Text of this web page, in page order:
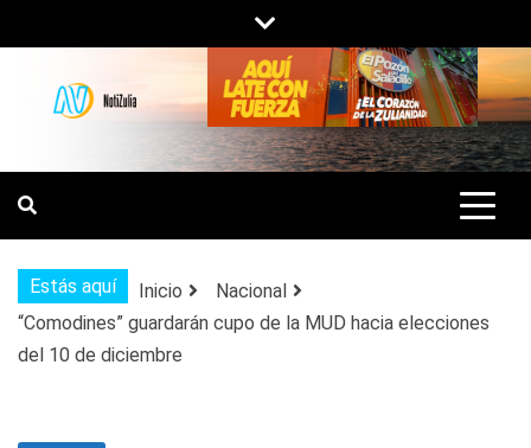
al
contenido
NOTIZULIA
NOTICIAS DEL ZULIA, VENEZUELA Y
DE INTERÉS GENERAL.
Estás aquí Inicio
Nacional
“Comodines” guardarán cupo de la MUD hacia elecciones
del 10 de diciembre